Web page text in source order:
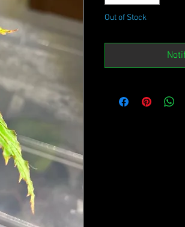
Out of Stock